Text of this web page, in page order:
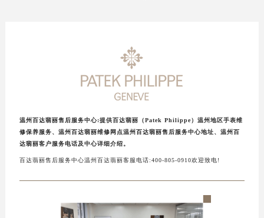
温州百达翡丽售后服务中心:提供百达翡丽（Patek Philippe）温州地区手表维
修保养服务、温州百达翡丽维修网点温州百达翡丽售后服务中心地址、温州百
达翡丽客户服务电话及中心详细介绍。
百达翡丽售后服务中心温州百达翡丽客服电话:400-805-0910欢迎致电!